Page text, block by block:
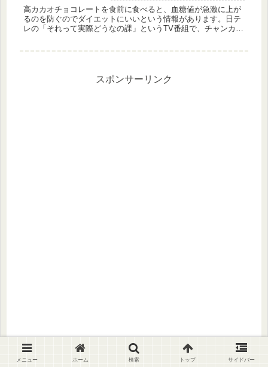
す！
高カカオチョコレートを食前に食べると、血糖値が急激に上が
るのを防ぐのでダイエットにいいという情報があります。日テ
レの「それって実際どうなの課」というTV番組で、チャンカワ
スポンサーリンク
メニュー ホーム 検索 トップ サイドバー